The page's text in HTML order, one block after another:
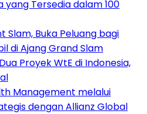
yang Tersedia dalam 100
Slam, Buka Peluang bagi
di Ajang Grand Slam
Dua Proyek WtE di Indonesia,
Management melalui
dengan Allianz Global